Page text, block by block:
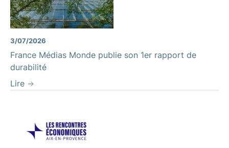
3/07/2026
France Médias Monde publie son 1er rapport de
durabilité
Lire